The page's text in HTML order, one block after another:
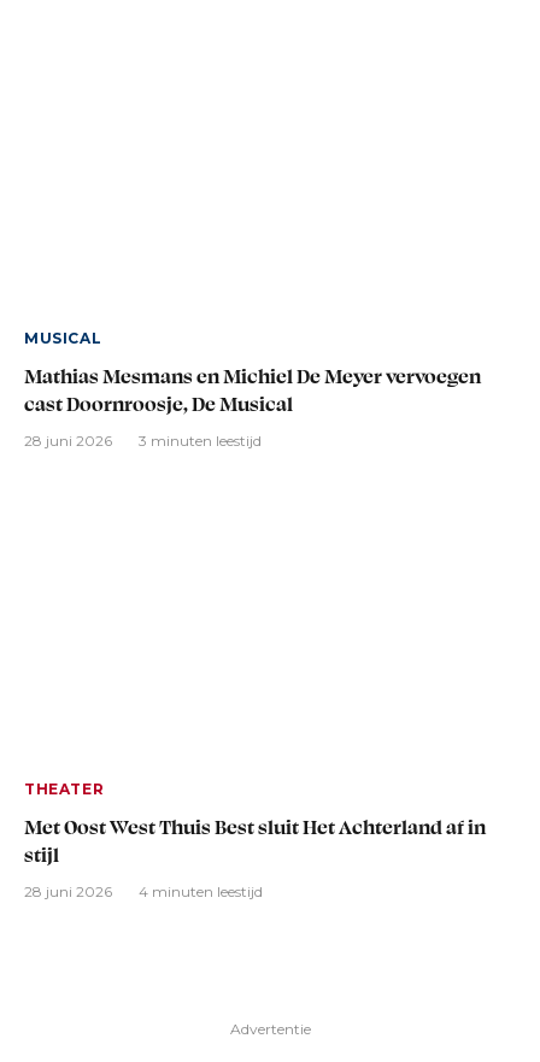
MUSICAL
Mathias Mesmans en Michiel De Meyer vervoegen
cast Doornroosje, De Musical
28 juni 2026 3 minuten leestijd
THEATER
Met Oost West Thuis Best sluit Het Achterland af in
stijl
28 juni 2026 4 minuten leestijd
Advertentie